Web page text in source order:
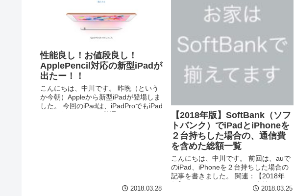
性能良し！お値段良し！
ApplePencil対応の新型iPadが
出たー！！
こんにちは、中川です。 昨晩（という
か今朝）Appleから新型iPadが登場しま
した。 今回のiPadは、iPadProでもiPad
miniでもない、、、 普通のiPad いや、
2018.03.28
【2018年版】SoftBank（ソフ
トバンク）でiPadとiPhoneを
２台持ちした場合の、通信費
を含めた総額一覧
こんにちは、中川です。 前回は、auで
のiPad、iPhoneを２台持ちした場合の
記事を書きました。 関連：【2018年
版】auでiPadとiPhoneを２台持ちした
場合の、通信費を含めた総額一覧 っと
2018.03.25